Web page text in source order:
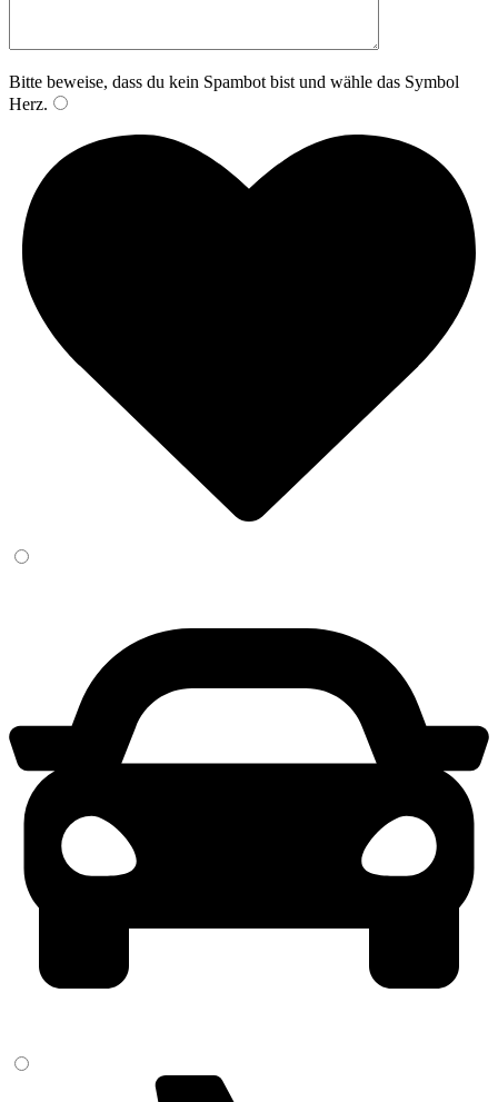
Bitte beweise, dass du kein Spambot bist und wähle das Symbol
Herz.